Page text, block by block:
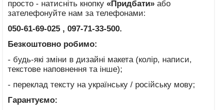
просто - натисніть кнопку«Придбати» або
зателефонуйте нам за телефонами:
050-61-69-025 , 097-71-33-500.
Безкоштовно робимо:
- будь-які зміни в дизайні макета (колір, написи,
текстове наповнення та інше);
- переклад тексту на українську / російську мову;
Гарантуємо: